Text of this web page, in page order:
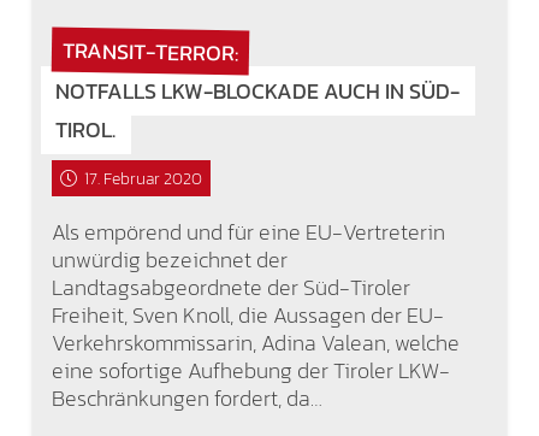
TRANSIT-TERROR:
NOTFALLS LKW-BLOCKADE AUCH IN SÜD-
TIROL.
17. Februar 2020
Als empörend und für eine EU-Vertreterin
unwürdig bezeichnet der
Landtagsabgeordnete der Süd-Tiroler
Freiheit, Sven Knoll, die Aussagen der EU-
Verkehrskommissarin, Adina Valean, welche
eine sofortige Aufhebung der Tiroler LKW-
Beschränkungen fordert, da…